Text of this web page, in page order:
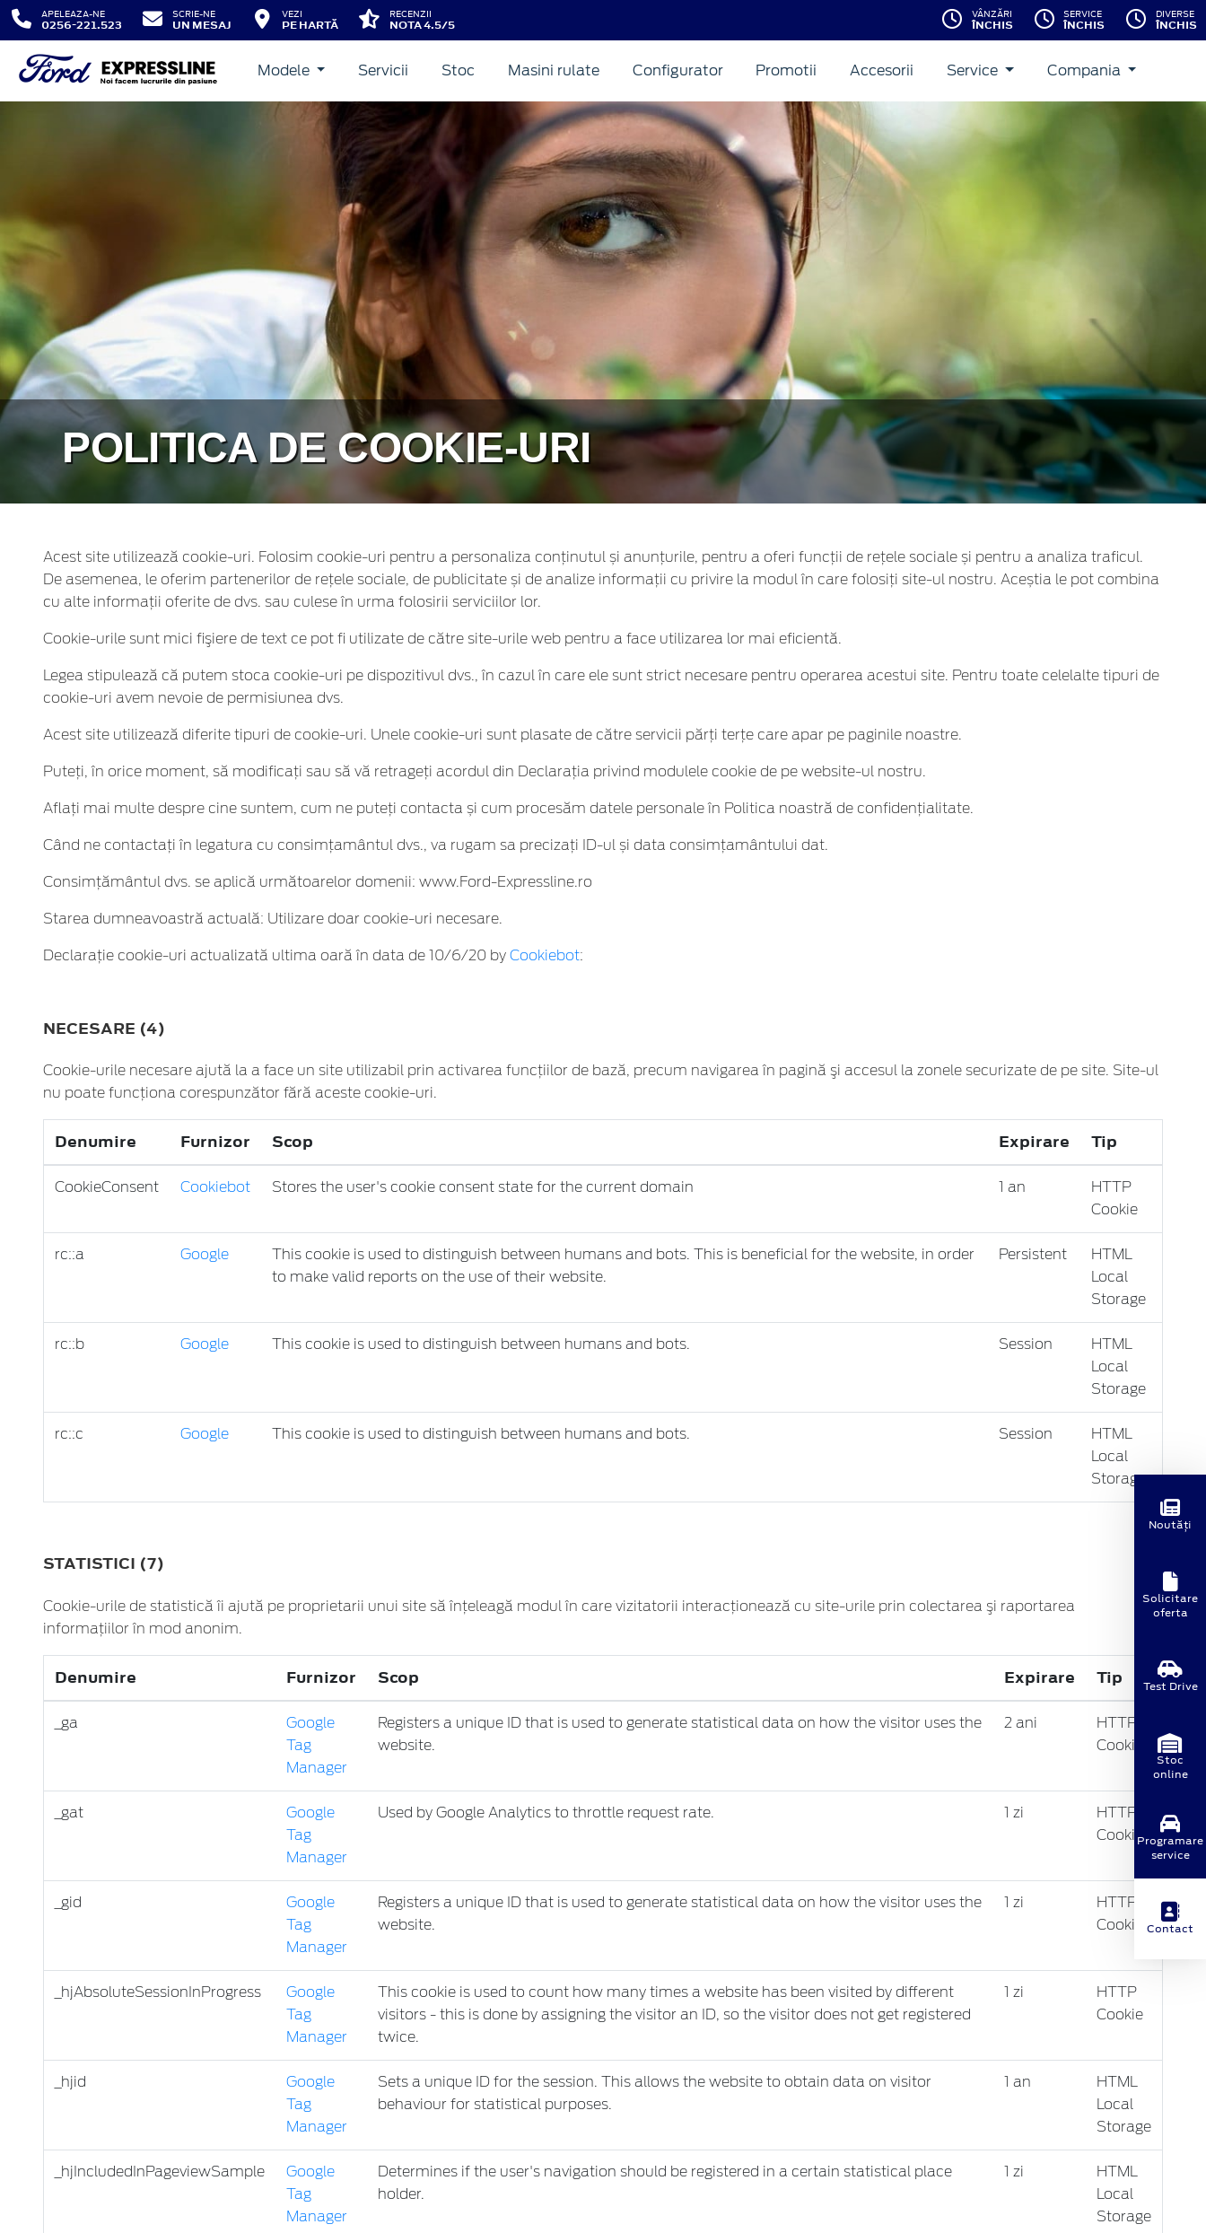
APELEAZA-NE
0256-221.523
SCRIE-NE
UN MESAJ
VEZI
PE HARTĂ
RECENZII
NOTA 4.5/5
VÂNZĂRI
ÎNCHIS
SERVICE
ÎNCHIS
DIVERSE
ÎNCHIS
Modele Servicii Stoc Masini rulate Configurator Promotii Accesorii Service Compania
POLITICA DE COOKIE-URI
Acest site utilizează cookie-uri. Folosim cookie-uri pentru a personaliza conținutul și anunțurile, pentru a oferi funcții de rețele sociale și pentru a analiza traficul.
De asemenea, le oferim partenerilor de rețele sociale, de publicitate și de analize informații cu privire la modul în care folosiți site-ul nostru. Aceștia le pot combina
cu alte informații oferite de dvs. sau culese în urma folosirii serviciilor lor.
Cookie-urile sunt mici fişiere de text ce pot fi utilizate de către site-urile web pentru a face utilizarea lor mai eficientă.
Legea stipulează că putem stoca cookie-uri pe dispozitivul dvs., în cazul în care ele sunt strict necesare pentru operarea acestui site. Pentru toate celelalte tipuri de
cookie-uri avem nevoie de permisiunea dvs.
Acest site utilizează diferite tipuri de cookie-uri. Unele cookie-uri sunt plasate de către servicii părţi terţe care apar pe paginile noastre.
Puteți, în orice moment, să modificați sau să vă retrageți acordul din Declarația privind modulele cookie de pe website-ul nostru.
Aflați mai multe despre cine suntem, cum ne puteți contacta și cum procesăm datele personale în Politica noastră de confidențialitate.
Când ne contactați în legatura cu consimțamântul dvs., va rugam sa precizați ID-ul și data consimțamântului dat.
Consimţământul dvs. se aplică următoarelor domenii: www.Ford-Expressline.ro
Starea dumneavoastră actuală: Utilizare doar cookie-uri necesare.
Declaraţie cookie-uri actualizată ultima oară în data de 10/6/20 by Cookiebot:
NECESARE (4)
Cookie-urile necesare ajută la a face un site utilizabil prin activarea funcţiilor de bază, precum navigarea în pagină şi accesul la zonele securizate de pe site. Site-ul
nu poate funcţiona corespunzător fără aceste cookie-uri.
Denumire Furnizor Scop Expirare Tip
CookieConsent Cookiebot Stores the user's cookie consent state for the current domain 1 an
HTTP
Cookie
rc::a Google
This cookie is used to distinguish between humans and bots. This is beneficial for the website, in order
to make valid reports on the use of their website.
Persistent
HTML
Local
Storage
rc::b Google This cookie is used to distinguish between humans and bots. Session
HTML
Local
Storage
rc::c Google This cookie is used to distinguish between humans and bots. Session
HTML
Local
Storage
STATISTICI (7)
Cookie-urile de statistică îi ajută pe proprietarii unui site să înţeleagă modul în care vizitatorii interacţionează cu site-urile prin colectarea şi raportarea
informaţiilor în mod anonim.
Denumire Furnizor Scop Expirare Tip
_ga
Google
Tag
Manager
Registers a unique ID that is used to generate statistical data on how the visitor uses the
website.
2 ani
HTTP
Cookie
_gat
Google
Tag
Manager
Used by Google Analytics to throttle request rate. 1 zi
HTTP
Cookie
_gid
Google
Tag
Manager
Registers a unique ID that is used to generate statistical data on how the visitor uses the
website.
1 zi
HTTP
Cookie
_hjAbsoluteSessionInProgress
Google
Tag
Manager
This cookie is used to count how many times a website has been visited by different
visitors - this is done by assigning the visitor an ID, so the visitor does not get registered
twice.
1 zi
HTTP
Cookie
_hjid
Google
Tag
Manager
Sets a unique ID for the session. This allows the website to obtain data on visitor
behaviour for statistical purposes.
1 an
HTML
Local
Storage
_hjIncludedInPageviewSample
Google
Tag
Manager
Determines if the user's navigation should be registered in a certain statistical place
holder.
1 zi
HTML
Local
Storage
Noutăți
Solicitare
oferta
Test Drive
Stoc
online
Programare
service
Contact